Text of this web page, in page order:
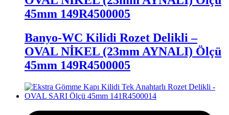
45mm 149R4500005
Banyo-WC Kilidi Rozet Delikli –
OVAL NİKEL (23mm AYNALI) Ölçü
45mm 149R4500005